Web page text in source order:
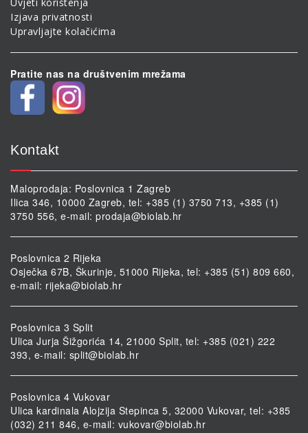
Izjava privatnosti
Upravljajte kolačićima
Pratite nas na društvenim mrežama
Kontakt
Maloprodaja: Poslovnica 1 Zagreb
Ilica 346, 10000 Zagreb, tel: +385 (1) 3750 713, +385 (1)
3750 556, e-mail: prodaja@biolab.hr
Poslovnica 2 Rijeka
Osječka 67B, Škurinje, 51000 Rijeka, tel: +385 (51) 809 660,
e-mail: rijeka@biolab.hr
Poslovnica 3 Split
Ulica Jurja Šižgorića 14, 21000 Split, tel: +385 (021) 222
393, e-mail: split@biolab.hr
Poslovnica 4 Vukovar
Ulica kardinala Alojzija Stepinca 5, 32000 Vukovar, tel: +385
(032) 211 846, e-mail: vukovar@biolab.hr